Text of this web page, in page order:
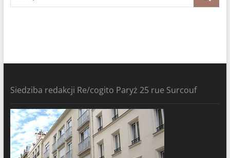
Siedziba redakcji Re/cogito Paryż 25 rue Surcouf